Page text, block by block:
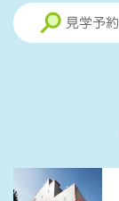
見学予約